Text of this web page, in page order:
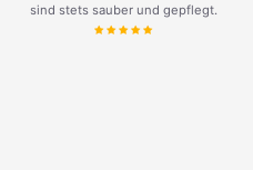
sind stets sauber und gepflegt.